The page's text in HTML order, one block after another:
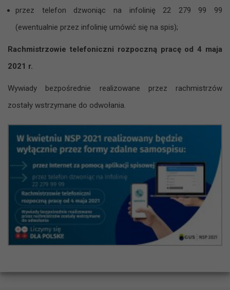
przez telefon dzwoniąc na infolinię 22 279 99 99
(ewentualnie przez infolinię umówić się na spis);
Rachmistrzowie telefoniczni rozpoczną pracę od 4 maja
2021 r.
Wywiady bezpośrednie realizowane przez rachmistrzów
zostały wstrzymane do odwołania.